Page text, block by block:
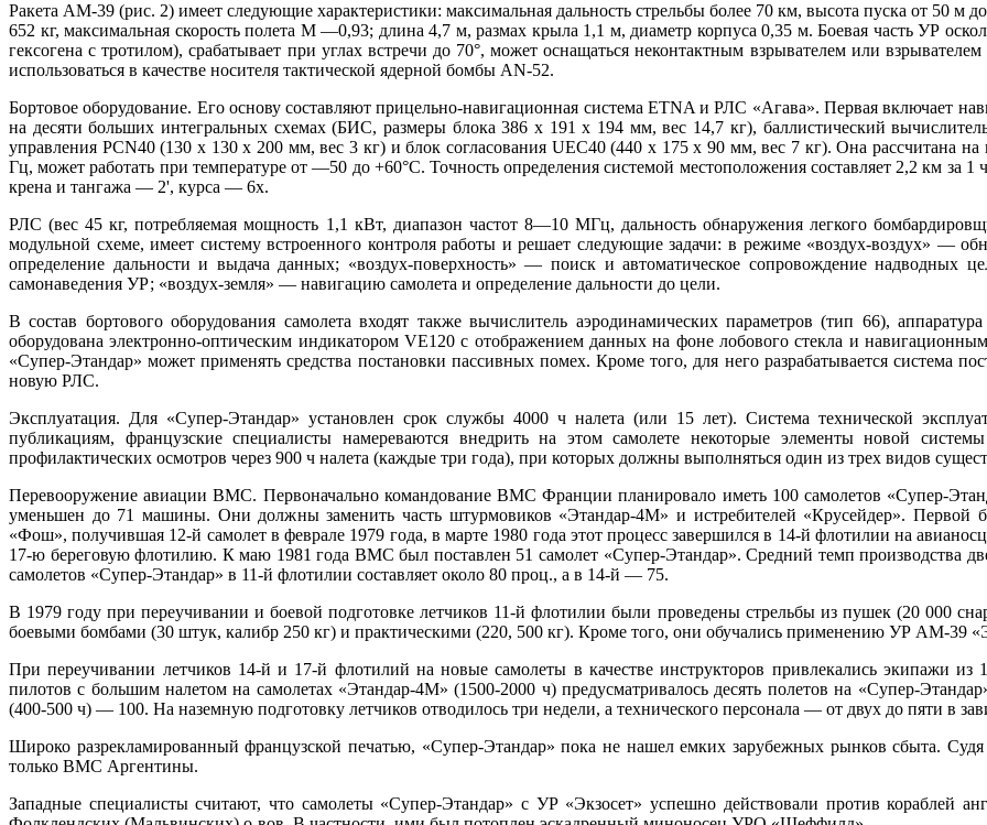
Ракета АМ-39 (рис. 2) имеет следующие характеристики: максимальная дальность стрельбы более 70 км, высота пуска от 50 м
652 кг, максимальная скорость полета М —0,93; длина 4,7 м, размах крыла 1,1 м, диаметр корпуса 0,35 м. Боевая часть УР
гексогена с тротилом), срабатывает при углах встречи до 70°, может оснащаться неконтактным взрывателем или
использоваться в качестве носителя тактической ядерной бомбы AN-52.
Бортовое оборудование. Его основу составляют прицельно-навигационная система ETNA и РЛС «Агава». Первая включает
на десяти больших интегральных схемах (БИС, размеры блока 386 х 191 х 194 мм, вес 14,7 кг), баллистический
управления PCN40 (130 х 130 х 200 мм, вес 3 кг) и блок согласования UEC40 (440 х 175 х 90 мм, вес 7 кг). Она рассчитана
Гц, может работать при температуре от —50 до +60°С. Точность определения системой местоположения составляет 2,2 км за
крена и тангажа — 2', курса — 6х.
РЛС (вес 45 кг, потребляемая мощность 1,1 кВт, диапазон частот 8—10 МГц, дальность обнаружения легкого
модульной схеме, имеет систему встроенного контроля работы и решает следующие задачи: в режиме «воздух-воздух» —
определение дальности и выдача данных; «воздух-поверхность» — поиск и автоматическое сопровождение надводных
самонаведения УР; «воздух-земля» — навигацию самолета и определение дальности до цели.
В состав бортового оборудования самолета входят также вычислитель аэродинамических параметров (тип 66),
оборудована электронно-оптическим индикатором VE120 с отображением данных на фоне лобового стекла и
«Супер-Этандар» может применять средства постановки пассивных помех. Кроме того, для него разрабатывается система
новую РЛС.
Эксплуатация. Для «Супер-Этандар» установлен срок службы 4000 ч налета (или 15 лет). Система технической
публикациям, французские специалисты намереваются внедрить на этом самолете некоторые элементы новой
профилактических осмотров через 900 ч налета (каждые три года), при которых должны выполняться один из трех видов
Перевооружение авиации ВМС. Первоначально командование ВМС Франции планировало иметь 100 самолетов «Супер-
уменьшен до 71 машины. Они должны заменить часть штурмовиков «Этандар-4М» и истребителей «Крусейдер». Первой
«Фош», получившая 12-й самолет в феврале 1979 года, в марте 1980 года этот процесс завершился в 14-й флотилии на
17-ю береговую флотилию. К маю 1981 года ВМС был поставлен 51 самолет «Супер-Этандар». Средний темп производства
самолетов «Супер-Этандар» в 11-й флотилии составляет около 80 проц., а в 14-й — 75.
В 1979 году при переучивании и боевой подготовке летчиков 11-й флотилии были проведены стрельбы из пушек (20 000
боевыми бомбами (30 штук, калибр 250 кг) и практическими (220, 500 кг). Кроме того, они обучались применению УР АМ-39
При переучивании летчиков 14-й и 17-й флотилий на новые самолеты в качестве инструкторов привлекались экипажи
пилотов с большим налетом на самолетах «Этандар-4М» (1500-2000 ч) предусматривалось десять полетов на «Супер-
(400-500 ч) — 100. На наземную подготовку летчиков отводилось три недели, а технического персонала — от двух до пяти в
Широко разрекламированный французской печатью, «Супер-Этандар» пока не нашел емких зарубежных рынков сбыта.
только ВМС Аргентины.
Западные специалисты считают, что самолеты «Супер-Этандар» с УР «Экзосет» успешно действовали против кораблей